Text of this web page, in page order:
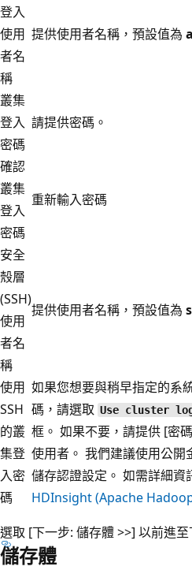
登入
使用
者名
稱
提供使用者名稱，預設值為
叢集
登入
密碼
請提供密碼。
確認
叢集
登入
密碼
重新輸入密碼
安全
殼層
(SSH)
使用
者名
稱
提供使用者名稱，預設值為
使用
SSH
的叢
集登
入密
碼
如果您想要與稍早指定的系
碼，請選取 Use cluster
框。 如果不要，請提供 [密
使用者。 我們建議使用公開
儲存認證設定。 如需詳細資
HDInsight (Apache
選取 [下一步: 儲存體 >>] 以前進至
儲存體